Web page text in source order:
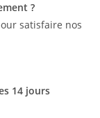
?
satisfaire nos
14 jours